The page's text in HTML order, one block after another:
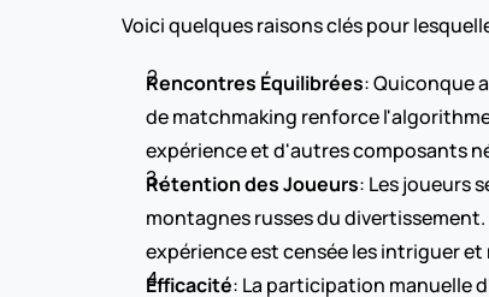
Voici quelques raisons clés pour
Rencontres Équilibrées: Quiconque
de matchmaking renforce
expérience et d'autres composants
Rétention des Joueurs: Les joueurs
montagnes russes du
expérience est censée les intriguer
Efficacité: La participation manuelle